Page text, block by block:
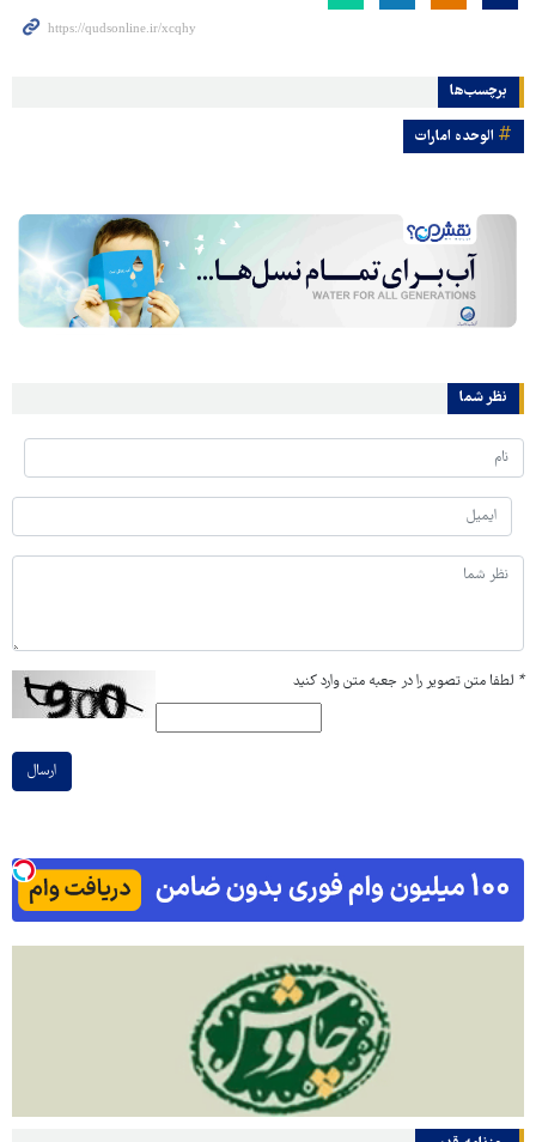
برچسب‌ها
الوحده امارات
نظر شما
* لطفا متن تصویر را در جعبه متن وارد کنید
ارسال